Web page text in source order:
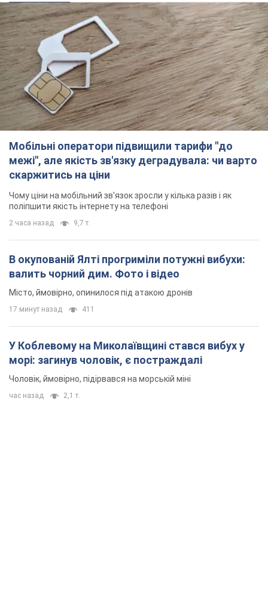
Мобільні оператори підвищили тарифи "до
межі", але якість зв'язку деградувала: чи варто
скаржитись на ціни
Чому ціни на мобільний зв'язок зросли у кілька разів і як
поліпшити якість інтернету на телефоні
2 часа назад 9,7 т.
В окупованій Ялті прогриміли потужні вибухи:
валить чорний дим. Фото і відео
Місто, ймовірно, опинилося під атакою дронів
17 минут назад 411
У Коблевому на Миколаївщині стався вибух у
морі: загинув чоловік, є постраждалі
Чоловік, ймовірно, підірвався на морській міні
час назад 2,1 т.